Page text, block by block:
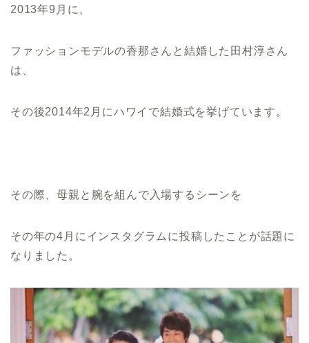
2013年9月に、
ファッションモデルの香那さんと結婚した田村淳さん
は、
その後2014年2月にハワイで結婚式を挙げています。
その際、母親と腕を組んで入場するシーンを
その年の4月にインスタグラムに投稿したことが話題に
なりました。